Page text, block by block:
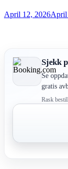
April 12, 2026April
Sjekk
Se
gratis
Rask